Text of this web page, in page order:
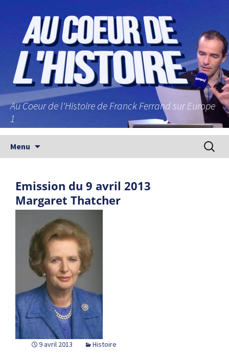
Au Coeur de l'Histoire de Franck Ferrand sur Europe
1
Menu
Emission du 9 avril 2013
Margaret Thatcher
9 avril 2013 Histoire